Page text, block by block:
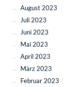
August 2023
Juli 2023
Juni 2023
Mai 2023
April 2023
März 2023
Februar 2023